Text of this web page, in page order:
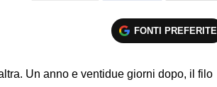
FONTI PREFERITE
Un anno e ventidue giorni dopo, il filo